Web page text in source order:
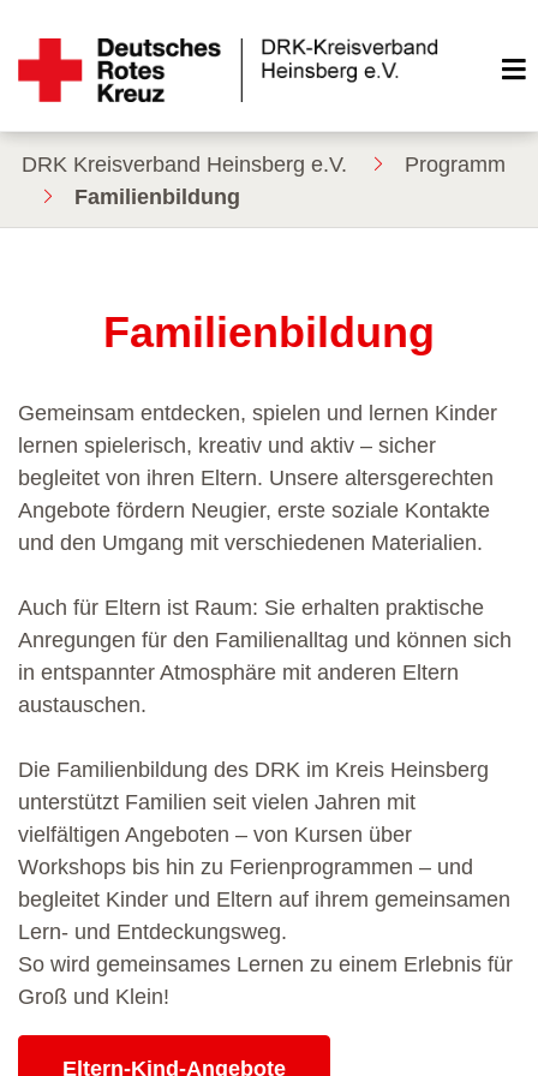
DRK Kreisverband Heinsberg e.V.
Programm
Familienbildung
Familienbildung
Gemeinsam entdecken, spielen und lernen Kinder
lernen spielerisch, kreativ und aktiv – sicher
begleitet von ihren Eltern. Unsere altersgerechten
Angebote fördern Neugier, erste soziale Kontakte
und den Umgang mit verschiedenen Materialien.
Auch für Eltern ist Raum: Sie erhalten praktische
Anregungen für den Familienalltag und können sich
in entspannter Atmosphäre mit anderen Eltern
austauschen.
Die Familienbildung des DRK im Kreis Heinsberg
unterstützt Familien seit vielen Jahren mit
vielfältigen Angeboten – von Kursen über
Workshops bis hin zu Ferienprogrammen – und
begleitet Kinder und Eltern auf ihrem gemeinsamen
Lern- und Entdeckungsweg.
So wird gemeinsames Lernen zu einem Erlebnis für
Groß und Klein!
Kurse des folgenden Fachbereiches aufrufen:
Eltern-Kind-Angebote